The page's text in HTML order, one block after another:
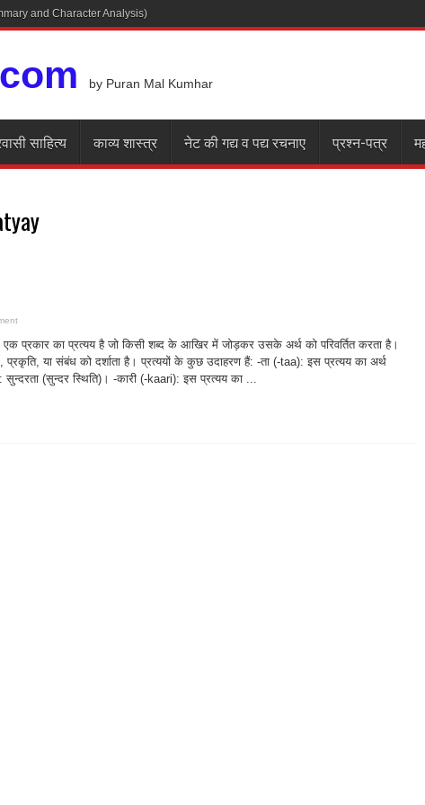
and Character Analysis)
by Puran Mal Kumhar
साहित्य काव्य शास्त्र नेट की गद्य व पद्य रचनाए प्रश्न-पत्र
एक प्रकार का प्रत्यय है जो किसी शब्द के आखिर में जोड़कर उसके अर्थ को परिवर्तित करता है।
प्रकृति, या संबंध को दर्शाता है। प्रत्ययों के कुछ उदाहरण हैं: -ता (-taa): इस प्रत्यय का अर्थ
सुन्दरता (सुन्दर स्थिति)। -कारी (-kaari): इस प्रत्यय का ...